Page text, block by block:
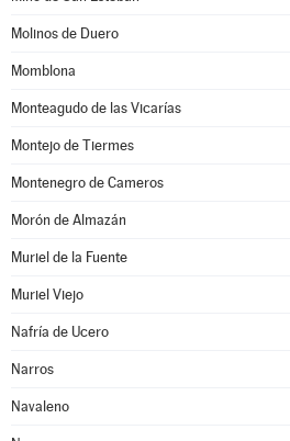
Molinos de Duero
Momblona
Monteagudo de las Vicarías
Montejo de Tiermes
Montenegro de Cameros
Morón de Almazán
Muriel de la Fuente
Muriel Viejo
Nafría de Ucero
Narros
Navaleno